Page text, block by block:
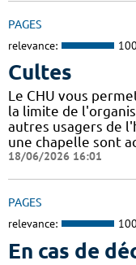
PAGES
relevance:
Cultes
Le CHU vous
la limite de
autres usagers de
une chapelle sont
18/06/2026 16:01
PAGES
relevance:
En cas de